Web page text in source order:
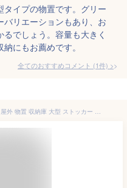
イプの物置です。グリー
バリエーションもあり、お
でしょう。容量も大きく
にもお薦めです。
全てのおすすめコメント (1件) >
KETER ケター ダーウィン Darwin （ 屋外 物置 収納庫 大型 ストッカー 園芸用品 ガーデニング タイヤラック 分別 置き場 おしゃれ 木調)